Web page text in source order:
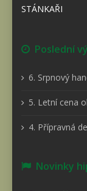
STÁNKAŘI
Poslední
6. Srpnový
5. Letní cena
4. Přípravná
Novinky